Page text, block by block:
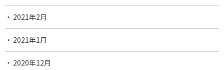
2021年2月
2021年1月
2020年12月